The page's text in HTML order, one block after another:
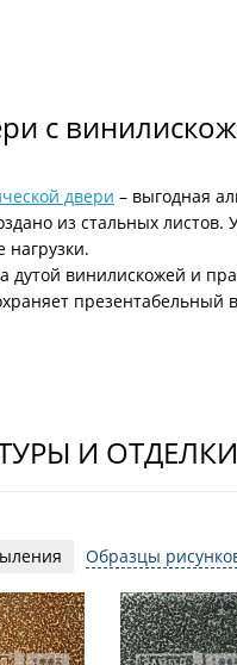
с
двери – выгодная
из стальных
нагрузки.
дутой винилискожей и
И ОТДЕЛКИ
Образцы